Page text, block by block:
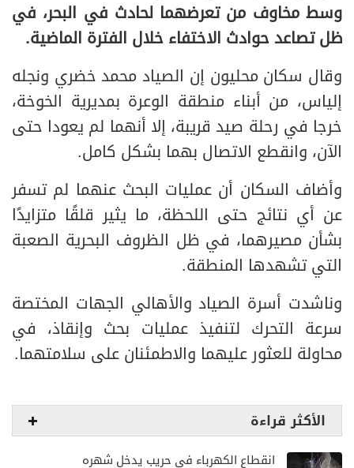
وسط مخاوف من تعرضهما لحادث في البحر، في
ظل تصاعد حوادث الاختفاء خلال الفترة الماضية.
وقال سكان محليون إن الصياد محمد خضري ونجله
إلياس، من أبناء منطقة الوعرة بمديرية الخوخة،
خرجا في رحلة صيد قريبة، إلا أنهما لم يعودا حتى
الآن، وانقطع الاتصال بهما بشكل كامل.
وأضاف السكان أن عمليات البحث عنهما لم تسفر
عن أي نتائج حتى اللحظة، ما يثير قلقًا متزايدًا
بشأن مصيرهما، في ظل الظروف البحرية الصعبة
التي تشهدها المنطقة.
وناشدت أسرة الصياد والأهالي الجهات المختصة
سرعة التحرك لتنفيذ عمليات بحث وإنقاذ، في
محاولة للعثور عليهما والاطمئنان على سلامتهما.
الأكثر قراءة
انقطاع الكهرباء في حريب يدخل شهره